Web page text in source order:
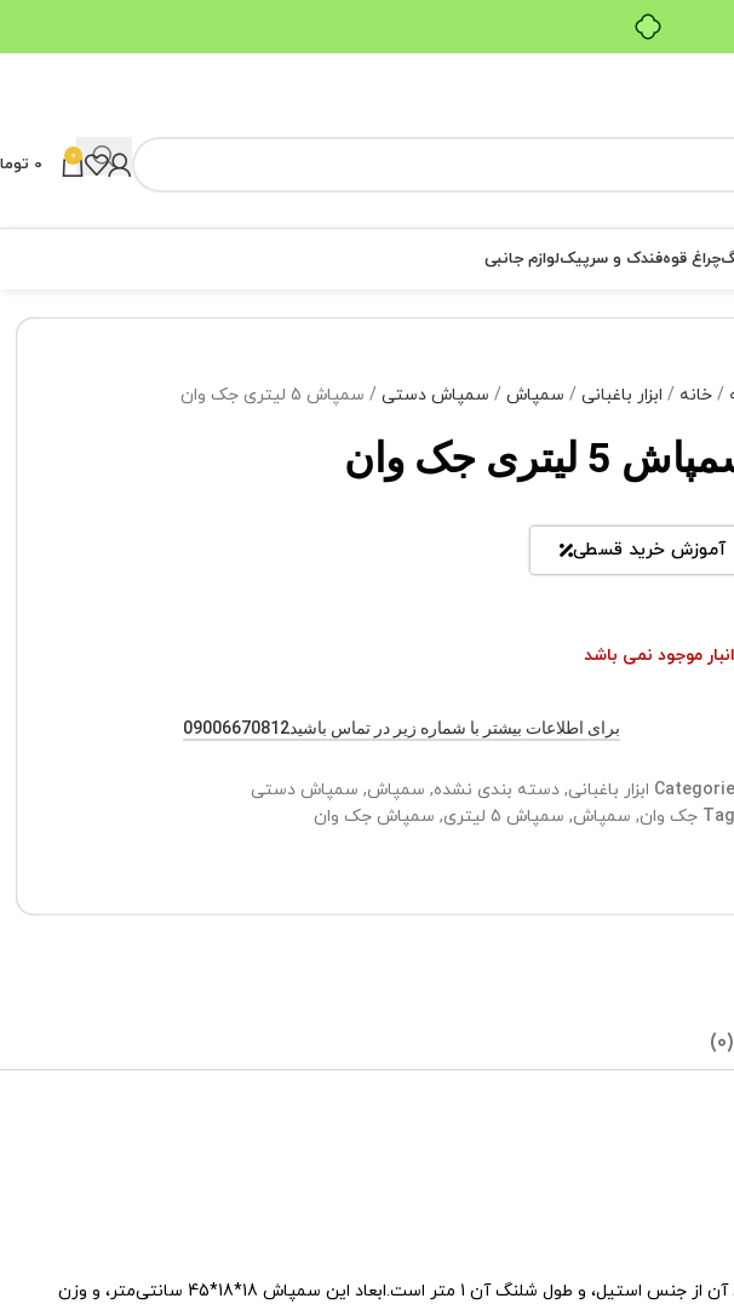
0
0
چراغ قوهفندک و سرپیکلوازم جانبی
خانه ابزار باغبانی سمپاش سمپاش دستی سمپاش 5 لیتری جک وان
5 لیتری جک وان
آموزش خرید قسطی
موجود نمی باشد
برای اطلاعات بیشتر با شماره زیر در تماس باشید09006670812
ابزار باغبانی, دسته بندی نشده, سمپاش, سمپاش دستی
جک وان, سمپاش, سمپاش 5 لیتری , سمپاش جک وان
مجهز به دسته محکم برای جابجایی راحت است.بدنه سم پاش از پلی اتیلن مرغوب و محکم ساخته شده است.لنس معمولی آن از جنس استیل، و طول شلنگ آن 1 متر است.ابعاد این سمپاش 18*18*45 سانتی‌متر، و وزن